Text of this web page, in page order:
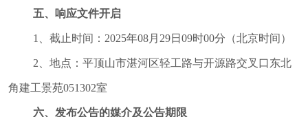
五、响应文件开启
1、截止时间：2025年08月29日09时00分（北京时间）
2、地点： 平顶山市湛河区轻工路与开源路交叉口东北
角建工景苑051302室
六、发布公告的媒介及公告期限